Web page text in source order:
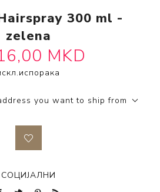
300 ml -
zelena
MKD
испорака
2571311-z
you want to ship from
СОЦИЈАЛНИ